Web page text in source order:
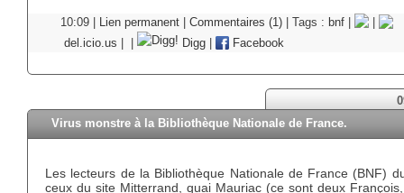
10:09 | Lien permanent Commentaires (1) | Tags : bnf
del.icio.us
Digg Facebook
Virus monstre à la Bibliothèque Nationale de France.
Les lecteurs de la Bibliothèque Nationale de France (BNF)
ceux du site Mitterrand, quai Mauriac (ce sont deux